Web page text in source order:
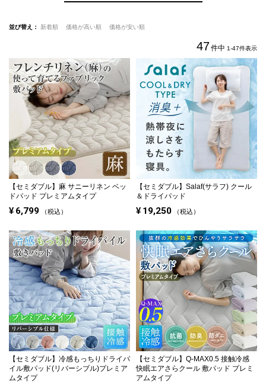
並び替え 新着順 価格が高い順 価格が安い順
47件中 1-47件表示
【セミダブル】 麻 サニーリネン ベッ
ドパッド プレミアムタイプ
¥ 6,799 税込
【セミダブル】 Salaf(サラフ) クール
＆ドライパッド
¥ 19,250 税込
【セミダブル】 冷感もっちりドライパ
イル敷パッド(リバーシブル)プレミア
ムタイプ
【セミダブル】 Q-MAX0.5 接触冷感
快眠エアさらクール 敷パッド プレミ
アムタイプ